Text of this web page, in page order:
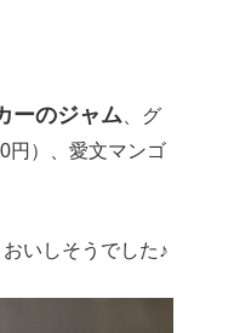
ーのジャム 、グ
円）、愛文マンゴ
いしそうでした♪